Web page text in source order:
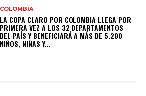
COLOMBIA
LA COPA CLARO POR COLOMBIA LLEGA POR
PRIMERA VEZ A LOS 32 DEPARTAMENTOS
DEL PAÍS Y BENEFICIARÁ A MÁS DE 5.200
NIÑOS, NIÑAS Y...